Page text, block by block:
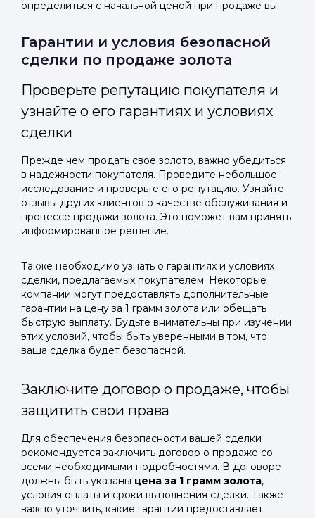
определиться с начальной ценой при продаже вы.
Гарантии и условия безопасной
сделки по продаже золота
Проверьте репутацию покупателя и
узнайте о его гарантиях и условиях
сделки
Прежде чем продать свое золото, важно убедиться
в надежности покупателя. Проведите небольшое
исследование и проверьте его репутацию. Узнайте
отзывы других клиентов о качестве обслуживания и
процессе продажи золота. Это поможет вам принять
информированное решение.
Также необходимо узнать о гарантиях и условиях
сделки, предлагаемых покупателем. Некоторые
компании могут предоставлять дополнительные
гарантии на цену за 1 грамм золота или обещать
быструю выплату. Будьте внимательны при изучении
этих условий, чтобы быть уверенными в том, что
ваша сделка будет безопасной.
Заключите договор о продаже, чтобы
защитить свои права
Для обеспечения безопасности вашей сделки
рекомендуется заключить договор о продаже со
всеми необходимыми подробностями. В договоре
должны быть указаны цена за 1 грамм золота,
условия оплаты и сроки выполнения сделки. Также
важно уточнить, какие гарантии предоставляет